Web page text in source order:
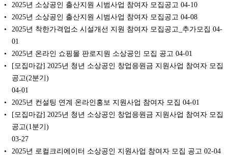
2025년 소상공인 출산지원 시범사업 참여자 모집공고 04-10
2025년 소상공인 출산지원 시범사업 참여자 모집공고 04-08
2025년 착한가격업소 시설개선 지원 참여자 모집공고_추가모집 04-
01
2025년 온라인 쇼핑몰 판로지원 소상공인 모집 공고 04-01
[모집마감] 2025년 청년 소상공인 창업응원금 지원사업 참여자 모집
공고(2분기)
04-01
2025년 컨설팅 연계 온라인홍보 지원사업 참여자 모집 04-01
[모집마감] 2025년 청년 소상공인 창업응원금 지원사업 참여자 모집
공고(1분기)
03-27
2025년 로컬크리에이터 소상공인 지원사업 참여자 모집 공고 02-04